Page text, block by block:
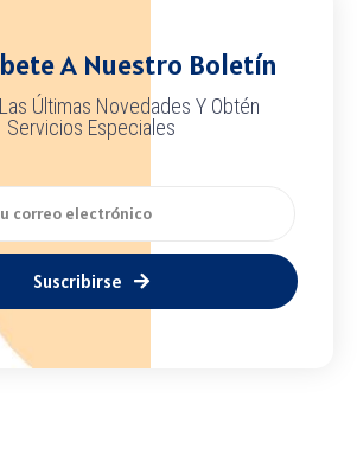
A Nuestro Boletín
Últimas Novedades Y Obtén
Servicios Especiales
Suscribirse